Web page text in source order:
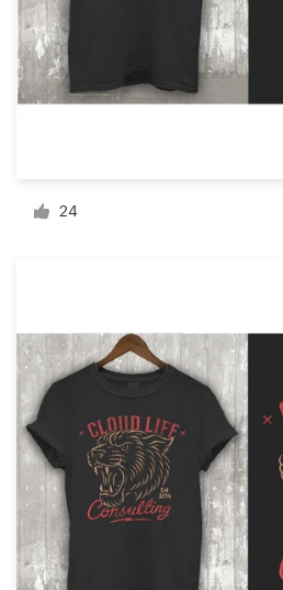
24
+49 30 568 37640
Central de Ajuda
Blog